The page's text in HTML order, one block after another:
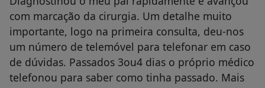
com marcação da cirurgia. Um detalhe muito
importante, logo na primeira consulta, deu-nos
um número de telemóvel para telefonar em caso
de dúvidas. Passados 3ou4 dias o próprio médico
telefonou para saber como tinha passado. Mais